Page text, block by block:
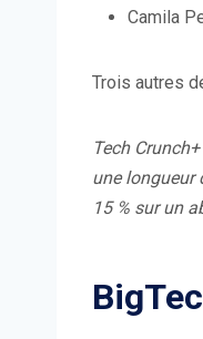
Camila
Trois autres
Tech Crunch+
une longueur
15 % sur un